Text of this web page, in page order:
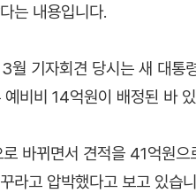
는 내용입니다.
기자회견 당시는 새 대통
비비 14억원이 배정된 바
바뀌면서 견적을 41억원
라고 압박했다고 보고 있습